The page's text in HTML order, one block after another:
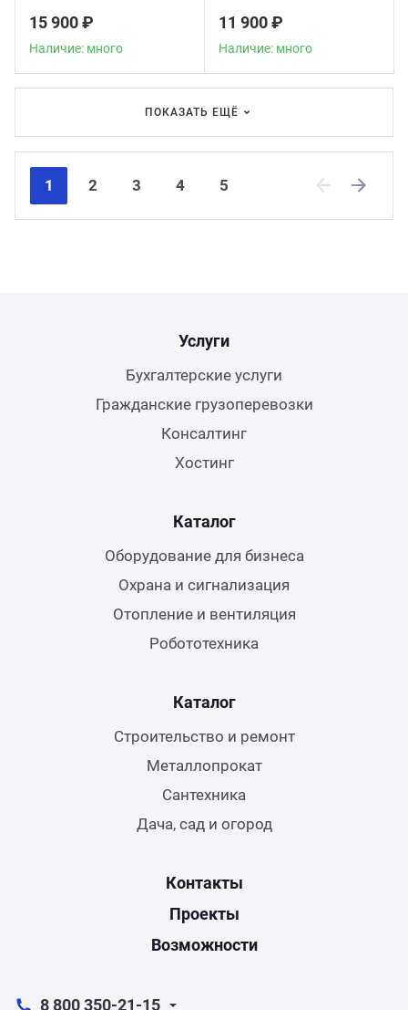
15 900 ₽
Наличие: много
11 900 ₽
Наличие: много
ПОКАЗАТЬ ЕЩЁ
1 2 3 4
5
Услуги
Бухгалтерские услуги
Гражданские грузоперевозки
Консалтинг
Хостинг
Каталог
Оборудование для бизнеса
Охрана и сигнализация
Отопление и вентиляция
Робототехника
Каталог
Строительство и ремонт
Металлопрокат
Сантехника
Дача, сад и огород
Контакты
Проекты
Возможности
8 800 350-21-15